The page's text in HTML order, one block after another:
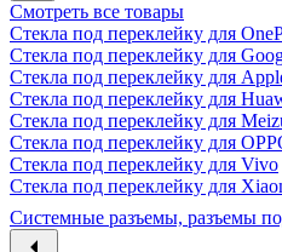
Смотреть все товары
Стекла под переклейку для
Стекла под переклейку для
Стекла под переклейку для
Стекла под переклейку для
Стекла под переклейку для
Стекла под переклейку для
Стекла под переклейку для Vivo
Стекла под переклейку для
Системные разъемы, разъемы